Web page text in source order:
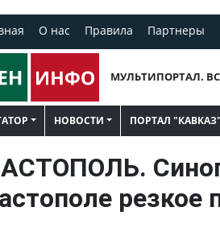
О нас Правила Партнеры
МУЛЬТИПОРТАЛ.
НОВОСТИ ПОРТАЛ "КАВКАЗ"
резкое